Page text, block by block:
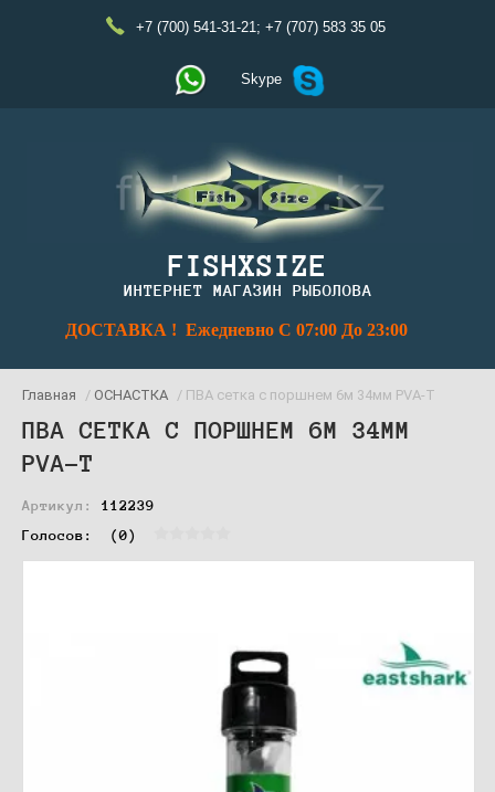
+7 (700) 541-31-21; +7 (707) 583 35 05
Skype
FISHXSIZE
ИНТЕРНЕТ МАГАЗИН РЫБОЛОВА
ДОСТАВКА ! Ежедневно С 07:00 До 23:00
Главная / ОСНАСТКА / ПВА сетка с поршнем 6м 34мм PVA-T
ПВА СЕТКА С ПОРШНЕМ 6М 34ММ
PVA-T
Артикул:
112239
Голосов: (0)